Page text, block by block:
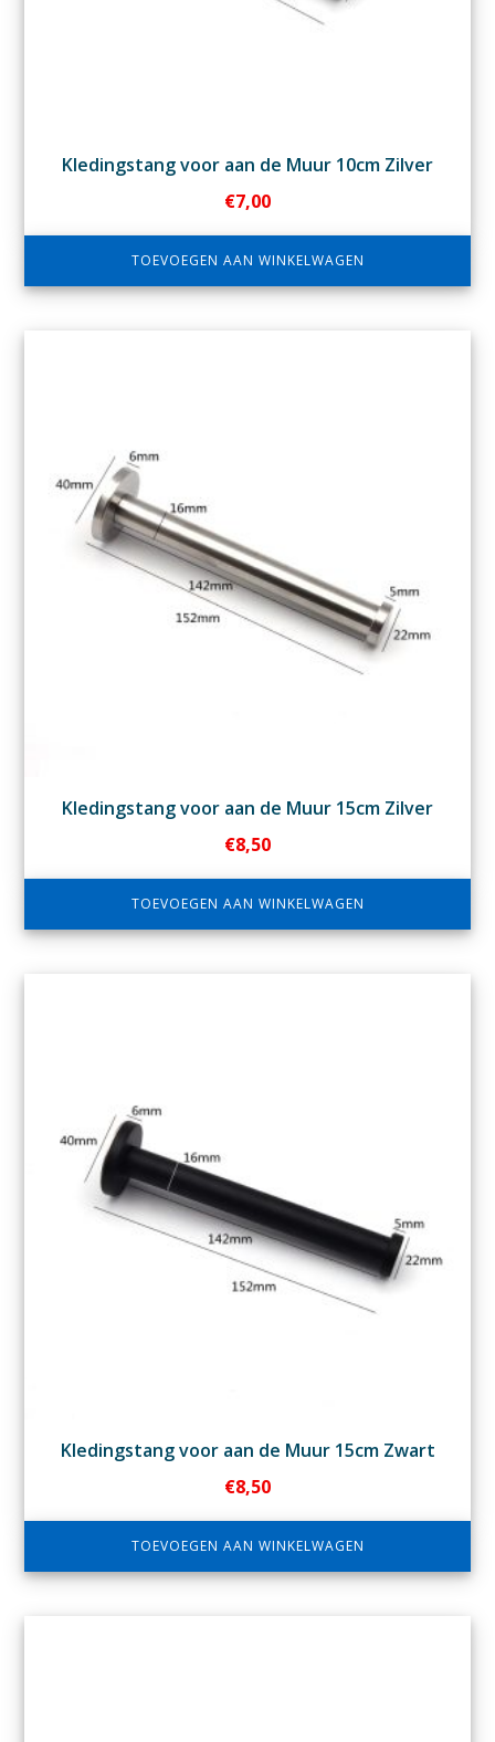
Kledingstang voor aan de Muur 10cm Zilver
€7,00
TOEVOEGEN AAN WINKELWAGEN
Kledingstang voor aan de Muur 15cm Zilver
€8,50
TOEVOEGEN AAN WINKELWAGEN
Kledingstang voor aan de Muur 15cm Zwart
€8,50
TOEVOEGEN AAN WINKELWAGEN